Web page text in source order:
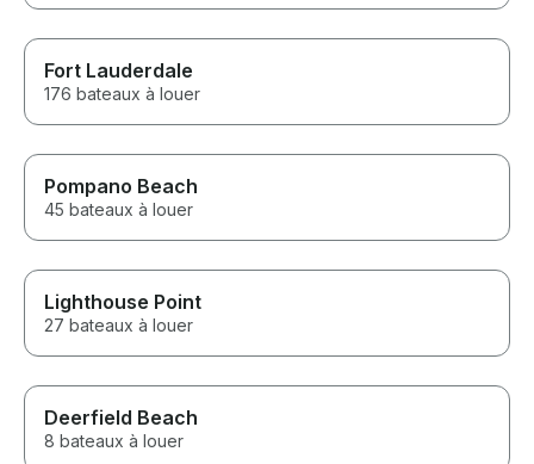
Fort Lauderdale
176 bateaux à louer
Pompano Beach
45 bateaux à louer
Lighthouse Point
27 bateaux à louer
Deerfield Beach
8 bateaux à louer